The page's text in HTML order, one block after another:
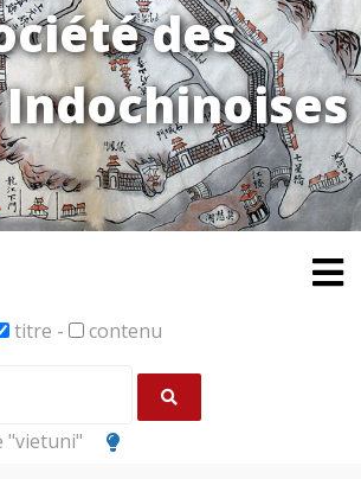
des
titre - contenu
"vietuni"